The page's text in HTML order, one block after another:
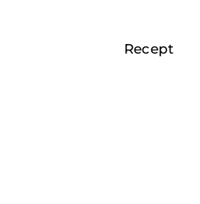
Recept